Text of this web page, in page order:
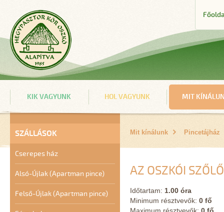
KIK VAGYUNK HOL VAGYUNK MIT
SZÁLLÁSOK
Cserepes ház
Alsó-Újlak (Apartman pince)
Felső-Újlak (Apartman pince)
Mit kínálunk Pincetájház
AZ OSZKÓI
Időtartam: 1.00 óra
Minimum résztvevők: 0 fő